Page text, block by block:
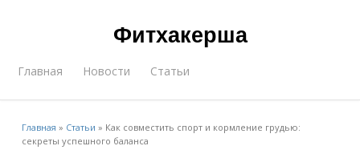
Фитхакерша
Главная Новости Статьи
Главная » Статьи » Как совместить спорт и кормление грудью:
секреты успешного баланса